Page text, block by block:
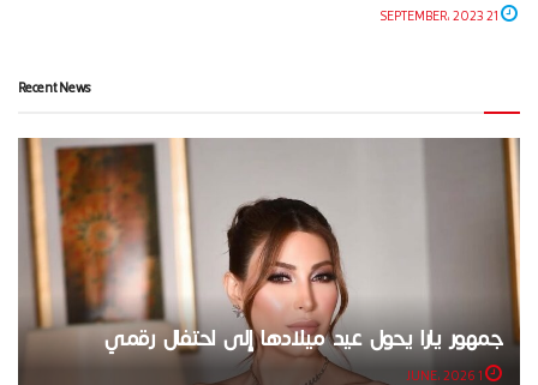
Recent News
جمهور يارا يحول عيد ميلادها إلى احتفال رقمي